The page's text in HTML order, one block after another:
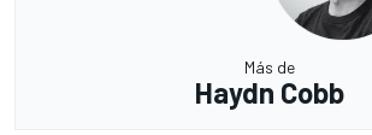
Más de
Haydn Cobb